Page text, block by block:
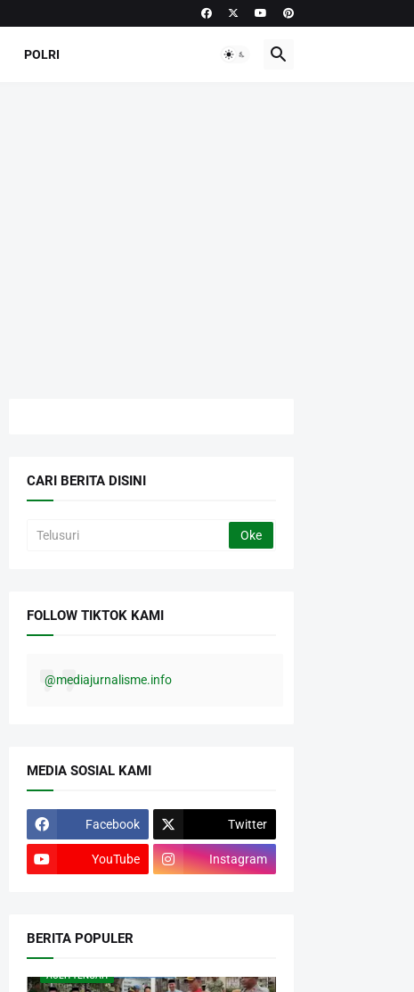
POLRI
CARI BERITA DISINI
FOLLOW TIKTOK KAMI
@mediajurnalisme.info
MEDIA SOSIAL KAMI
Facebook Twitter
YouTube Instagram
BERITA POPULER
ACEH TENGAH